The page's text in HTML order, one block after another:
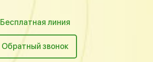
Бесплатная линия
Обратный звонок